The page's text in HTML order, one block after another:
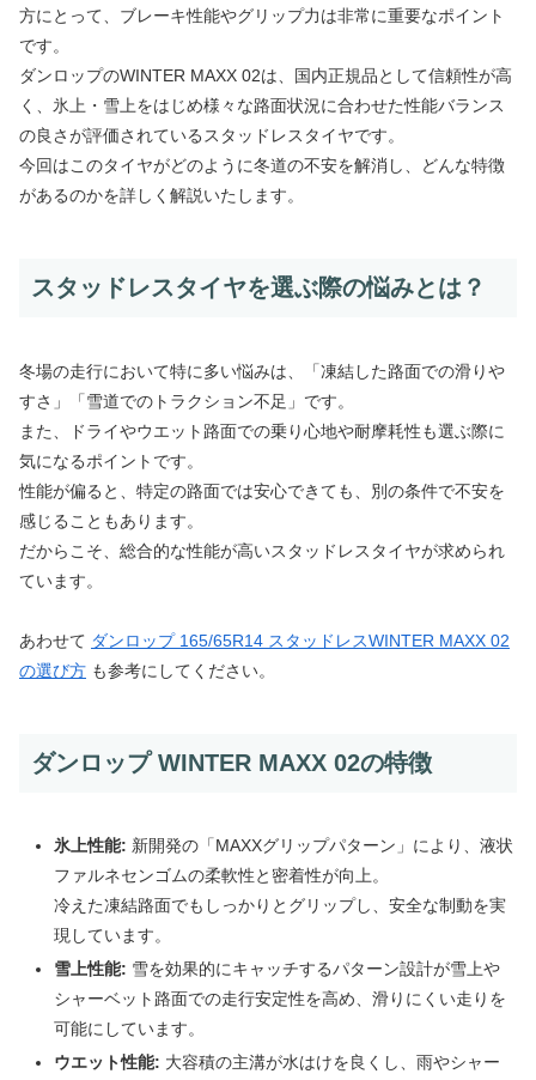
方にとって、ブレーキ性能やグリップ力は非常に重要なポイント
です。
ダンロップのWINTER MAXX 02は、国内正規品として信頼性が高
く、氷上・雪上をはじめ様々な路面状況に合わせた性能バランス
の良さが評価されているスタッドレスタイヤです。
今回はこのタイヤがどのように冬道の不安を解消し、どんな特徴
があるのかを詳しく解説いたします。
スタッドレスタイヤを選ぶ際の悩みとは？
冬場の走行において特に多い悩みは、「凍結した路面での滑りや
すさ」「雪道でのトラクション不足」です。
また、ドライやウエット路面での乗り心地や耐摩耗性も選ぶ際に
気になるポイントです。
性能が偏ると、特定の路面では安心できても、別の条件で不安を
感じることもあります。
だからこそ、総合的な性能が高いスタッドレスタイヤが求められ
ています。
あわせて ダンロップ 165/65R14 スタッドレスWINTER MAXX 02
の選び方 も参考にしてください。
ダンロップ WINTER MAXX 02の特徴
氷上性能: 新開発の「MAXXグリップパターン」により、液状
ファルネセンゴムの柔軟性と密着性が向上。
冷えた凍結路面でもしっかりとグリップし、安全な制動を実
現しています。
雪上性能: 雪を効果的にキャッチするパターン設計が雪上や
シャーベット路面での走行安定性を高め、滑りにくい走りを
可能にしています。
ウエット性能: 大容積の主溝が水はけを良くし、雨やシャー